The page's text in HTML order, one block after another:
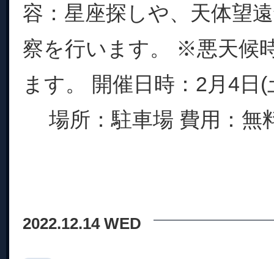
容：星座探しや、天体望
察を行います。 ※悪天候
ます。 開催日時：2月4日
場所：駐車場 費用：無
2022.12.14 WED